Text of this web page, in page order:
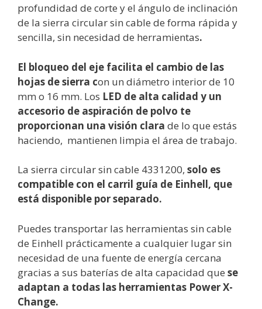
profundidad de corte y el ángulo de inclinación
de la sierra circular sin cable de forma rápida y
sencilla, sin necesidad de herramientas.
El bloqueo del eje facilita el cambio de las
hojas de sierra con un diámetro interior de 10
mm o 16 mm. Los LED de alta calidad y un
accesorio de aspiración de polvo te
proporcionan una visión clara de lo que estás
haciendo, mantienen limpia el área de trabajo.
La sierra circular sin cable 4331200, solo es
compatible con el carril guía de Einhell, que
está disponible por separado.
Puedes transportar las herramientas sin cable
de Einhell prácticamente a cualquier lugar sin
necesidad de una fuente de energía cercana
gracias a sus baterías de alta capacidad que se
adaptan a todas las herramientas Power X-
Change.